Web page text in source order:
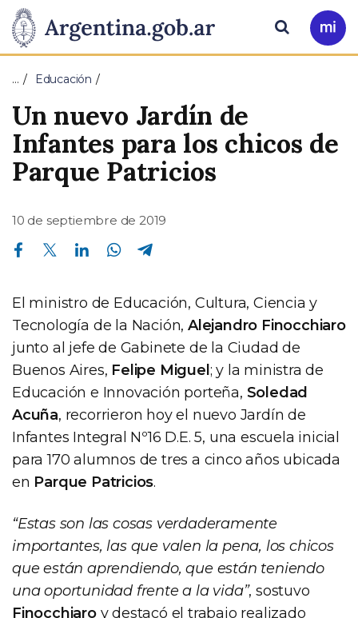
Presidencia
de
la
Nación
Pasar al contenido principal
Ir
a
Buscar
… Educación
Un nuevo Jardín de
Infantes para los chicos de
Parque Patricios
10 de septiembre de 2019
Compartir en Facebook Compartir en Twitter Compartir en Linkedin Compartir en Whatsapp
El ministro de Educación, Cultura, Ciencia y
Tecnología de la Nación,Alejandro Finocchiaro
junto al jefe de Gabinete de la Ciudad de
Buenos Aires, Felipe Miguel ; y la ministra de
Educación e Innovación porteña, Soledad
Acuña, recorrieron hoy el nuevo Jardín de
Infantes Integral Nº16 D.E. 5, una escuela inicial
para 170 alumnos de tres a cinco años ubicada
en Parque Patricios.
“Estas son las cosas verdaderamente
importantes, las que valen la pena, los chicos
que están aprendiendo, que están teniendo
una oportunidad frente a la vida”, sostuvo
Finocchiaroy destacó el trabajo realizado